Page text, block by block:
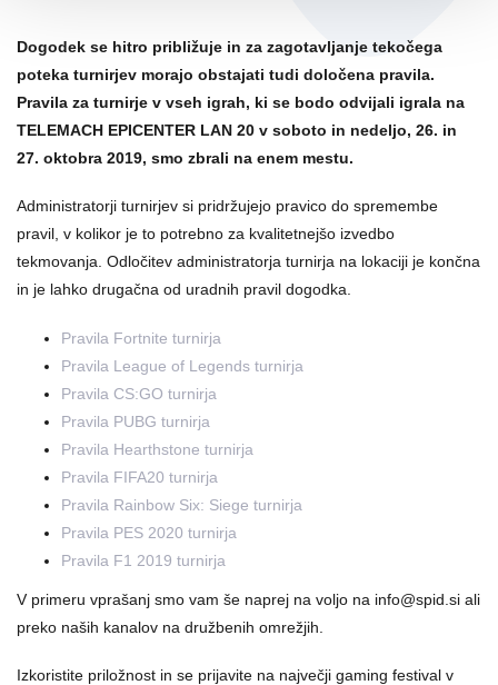
Dogodek se hitro približuje in za zagotavljanje tekočega
poteka turnirjev morajo obstajati tudi določena pravila.
Pravila za turnirje v vseh igrah, ki se bodo odvijali igrala na
TELEMACH EPICENTER LAN 20 v soboto in nedeljo, 26. in
27. oktobra 2019, smo zbrali na enem mestu.
Administratorji turnirjev si pridržujejo pravico do spremembe
pravil, v kolikor je to potrebno za kvalitetnejšo izvedbo
tekmovanja. Odločitev administratorja turnirja na lokaciji je končna
in je lahko drugačna od uradnih pravil dogodka.
Pravila Fortnite turnirja
Pravila League of Legends turnirja
Pravila CS:GO turnirja
Pravila PUBG turnirja
Pravila Hearthstone turnirja
Pravila FIFA20 turnirja
Pravila Rainbow Six: Siege turnirja
Pravila PES 2020 turnirja
Pravila F1 2019 turnirja
V primeru vprašanj smo vam še naprej na voljo na info@spid.si ali
preko naših kanalov na družbenih omrežjih.
Izkoristite priložnost in se prijavite na največji gaming festival v
navigation